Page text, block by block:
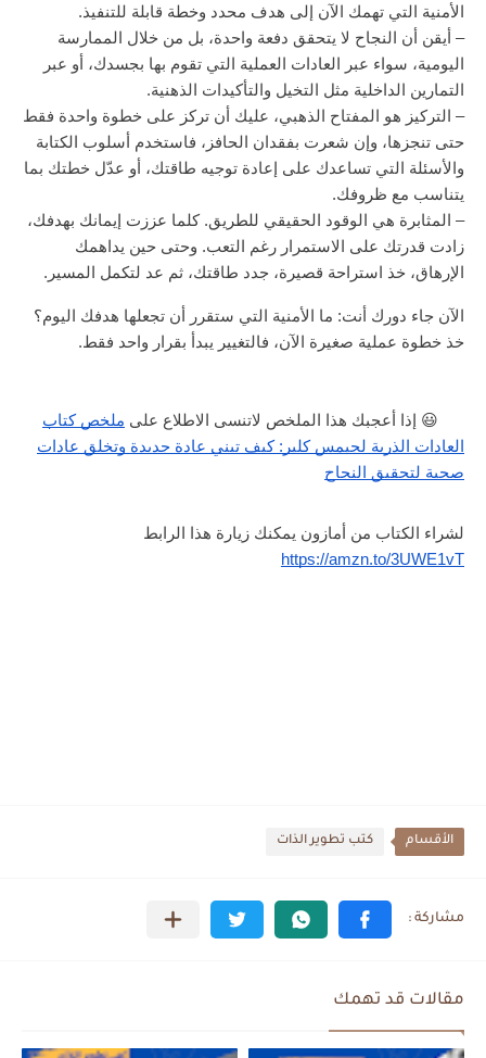
الأمنية التي تهمك الآن إلى هدف محدد وخطة قابلة للتنفيذ.
– أيقن أن النجاح لا يتحقق دفعة واحدة، بل من خلال الممارسة
اليومية، سواء عبر العادات العملية التي تقوم بها بجسدك، أو عبر
التمارين الداخلية مثل التخيل والتأكيدات الذهنية.
– التركيز هو المفتاح الذهبي، عليك أن تركز على خطوة واحدة فقط
حتى تنجزها، وإن شعرت بفقدان الحافز، فاستخدم أسلوب الكتابة
والأسئلة التي تساعدك على إعادة توجيه طاقتك، أو عدّل خطتك بما
يتناسب مع ظروفك.
– المثابرة هي الوقود الحقيقي للطريق. كلما عززت إيمانك بهدفك،
زادت قدرتك على الاستمرار رغم التعب. وحتى حين يداهمك
الإرهاق، خذ استراحة قصيرة، جدد طاقتك، ثم عد لتكمل المسير.
الآن جاء دورك أنت: ما الأمنية التي ستقرر أن تجعلها هدفك اليوم؟
خذ خطوة عملية صغيرة الآن، فالتغيير يبدأ بقرار واحد فقط.
😃 إذا أعجبك هذا الملخص لاتنسى الاطلاع على ملخص كتاب
العادات الذرية لجيمس كلير: كيف تبني عادة جديدة وتخلق عادات
صحية لتحقيق النجاح
لشراء الكتاب من أمازون يمكنك زيارة هذا الرابط
https://amzn.to/3UWE1vT
الأقسام كتب تطوير الذات
مقالات قد تهمك